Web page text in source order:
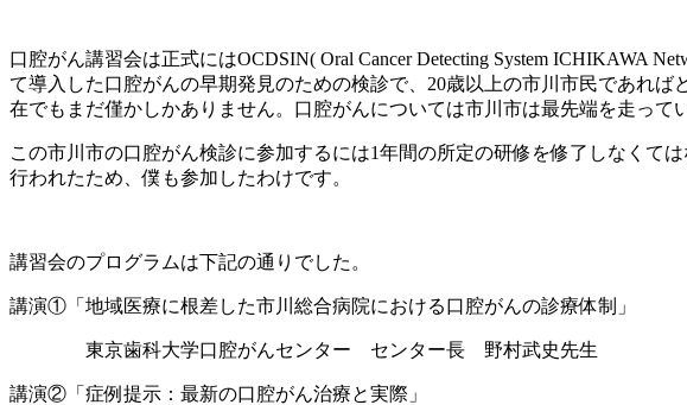
口腔がん講習会は正式にはOCDSIN( Oral Cancer Detecting System ICHIKAWA
て導入した口腔がんの早期発見のための検診で、 20歳以上の市川市民であれば
在でもまだ僅かしかありません。口腔がんについては市川市は最先端を走って
この市川市の口腔がん検診に参加するには1年間の所定の研修を修了しなくて
行われたため、僕も参加したわけです。
講習会のプログラムは下記の通りでした。
講演①「地域医療に根差した市川総合病院における口腔がんの診療体制」
東京歯科大学口腔がんセンター センター長 野村武史先生
講演②「症例提示：最新の口腔がん治療と実際」